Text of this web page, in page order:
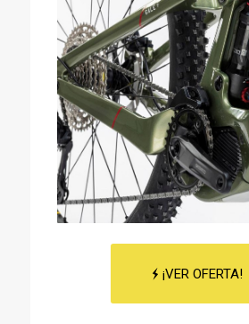
¡VER OFERTA!